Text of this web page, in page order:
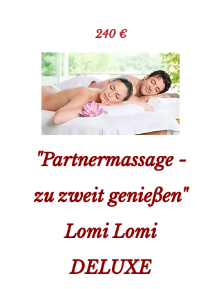
240 €
"Partnermassage -
zu zweit genießen"
Lomi Lomi
DELUXE